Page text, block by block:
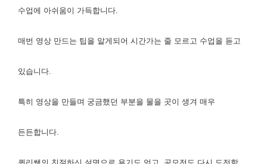
수업에 아쉬움이 가득합니다.
매번 영상 만드는 팁을 알게되어 시간가는 줄 모르고 수업을 듣고
있습니다.
특히 영상을 만들며 궁금했던 부분을 물을 곳이 생겨 매우
든든합니다.